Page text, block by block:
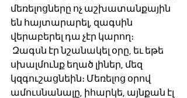
մեռելոցները ոչ աշխատանքային
են հայտարարել, զագսին
վերաբերել դա չէր կարող։
սխալմունք եղած լիներ, մեզ
կզգուշացնեին։ Մեռելոց օրով
ամուսնանալը, իհարկե, այնքան էլ